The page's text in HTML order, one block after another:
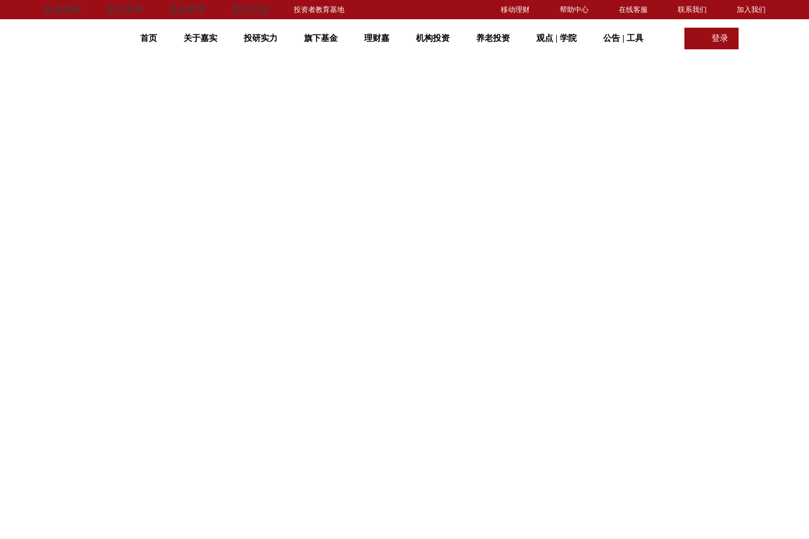
嘉实国际 嘉实资本 嘉实财富 嘉实公益 投资者教育基地 移动理财 帮助中心 在线客服 联系我们 加入我们
首页 关于嘉实 投研实力 旗下基金 理财嘉 机构投资 养老投资 观点 学院 公告 工具 登录